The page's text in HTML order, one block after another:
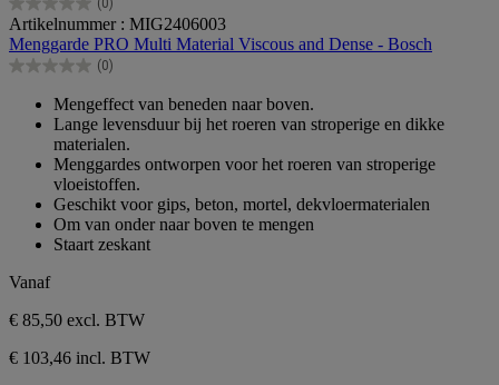
(0)
0.0
van
de
5
Artikelnummer : MIG2406003
Menggarde PRO Multi Material Viscous and Dense - Bosch
(0)
0.0
sterren.
Mengeffect van beneden naar boven.
Lange levensduur bij het roeren van stroperige en dikke
materialen.
Menggardes ontworpen voor het roeren van stroperige
vloeistoffen.
Geschikt voor gips, beton, mortel, dekvloermaterialen
Om van onder naar boven te mengen
Staart zeskant
Vanaf
€ 85,50 excl. BTW
€ 103,46 incl. BTW